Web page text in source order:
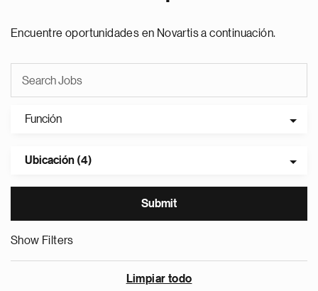
Encuentre oportunidades en Novartis a continuación.
Función
Ubicación (4)
Show Filters
Limpiar todo